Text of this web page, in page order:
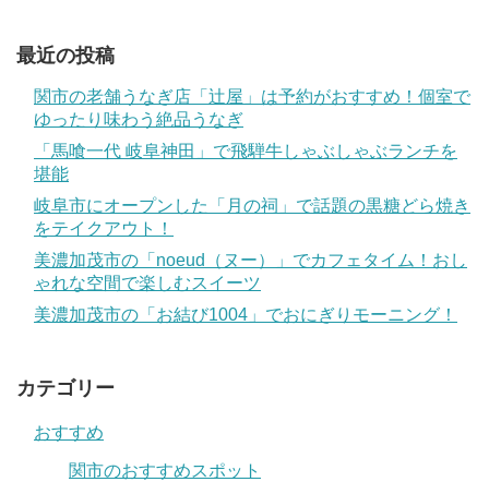
最近の投稿
関市の老舗うなぎ店「辻屋」は予約がおすすめ！個室で
ゆったり味わう絶品うなぎ
「馬喰一代 岐阜神田」で飛騨牛しゃぶしゃぶランチを
堪能
岐阜市にオープンした「月の祠」で話題の黒糖どら焼き
をテイクアウト！
美濃加茂市の「noeud（ヌー）」でカフェタイム！おし
ゃれな空間で楽しむスイーツ
美濃加茂市の「お結び1004」でおにぎりモーニング！
カテゴリー
おすすめ
関市のおすすめスポット